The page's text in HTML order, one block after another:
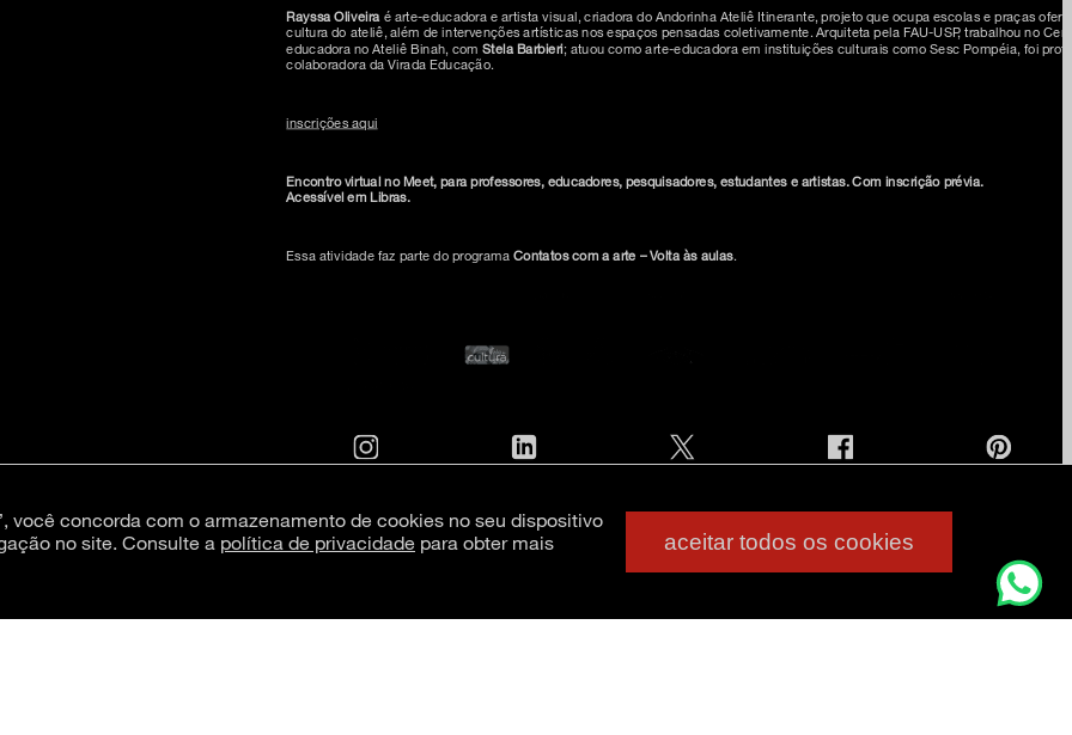
Rayssa Oliveira é arte-educadora e artista visual, criadora do Andorinha Ateliê Itinerante, projeto que ocupa escolas e praças
cultura do ateliê, além de intervenções artísticas nos espaços pensadas coletivamente. Arquiteta pela FAU-USP, trabalhou no
educadora no Ateliê Binah, comStela Barbieri; atuou como arte-educadora em instituições culturais como Sesc Pompéia, foi
colaboradora da Virada Educação.
inscrições aqui
Encontro virtual no Meet, para professores, educadores, pesquisadores, estudantes e artistas. Com inscrição prévia.
Acessível em Libras.
Essa atividade faz parte do programa Contatos com a arte – Volta às aulas.
contato
política de privacidade e termos de uso
você concorda com o armazenamento de cookies no seu dispositivo
no site. Consulte a política de privacidade para obter mais
aceitar todos os cookies